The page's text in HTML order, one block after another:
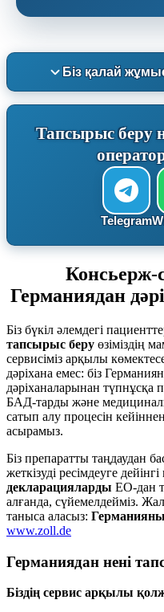
Біз қалай
Тапсырыс беру
Telegram
Консьерж-
Германиядан
Біз бүкіл әлемдегі
тапсырыс беру өзіміздің
сервисіміз арқылы
дәріхана емес: біз
дәріханаларынан түпнұсқа
БАД-тарды және
сатып алу процесін
асырамыз.
Біз препаратты таңдаудан
жеткізуді ресімдеуге
декларацияларды ЕО-дан
алғанда, сүйемелдейміз.
таныса аласыз:
www.zoll.de
Германиядан нені
Біздің сервис арқылы